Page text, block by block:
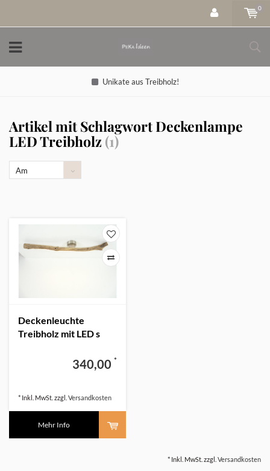
0
Unikate aus Treibholz!
Artikel mit Schlagwort Deckenlampe
LED Treibholz (1)
Am
Deckenleuchte
Treibholz mit LED s
340,00 *
* Inkl. MwSt. zzgl. Versandkosten
Mehr Info
* Inkl. MwSt. zzgl. Versandkosten